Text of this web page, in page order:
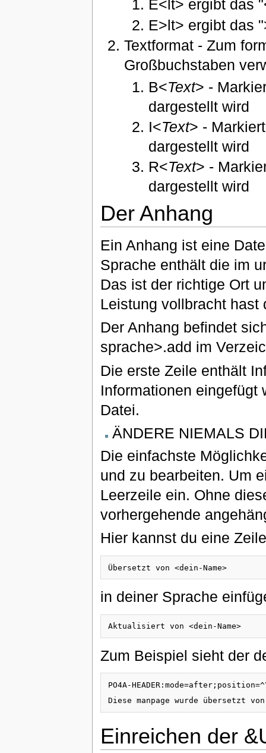
E<lt> ergibt das
E>lt> ergibt das
Textformat - Zum
Großbuchstaben
B<Text> -
dargestellt wird
I<Text> -
dargestellt wird
R<Text> -
dargestellt wird
Der Anhang
Ein Anhang ist eine
Sprache enthält die im
Das ist der richtige Ort
Leistung vollbracht hast
Der Anhang befindet
sprache>.add im
Die erste Zeile enthält
Informationen eingefügt
Datei.
ÄNDERE NIEMALS
Die einfachste
und zu bearbeiten. Um
Leerzeile ein. Ohne
vorhergehende
Hier kannst du eine
in deiner Sprache
Zum Beispiel sieht der
PO4A-
Einreichen der